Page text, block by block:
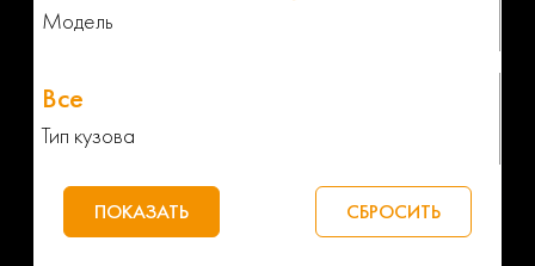
Модель
Тип кузова